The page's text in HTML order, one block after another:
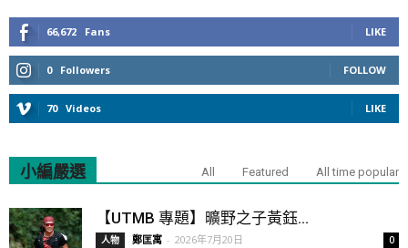
66,672 Fans LIKE
0 Followers FOLLOW
70 Videos LIKE
小編嚴選 All Featured All time popular
【UTMB 專題】曠野之子黃鈺...
人物 鄭匡寓 - 2026年7月20日 0